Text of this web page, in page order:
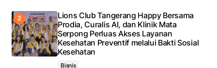
Lions Club Tangerang Happy Bersama
Prodia, Curalis AI, dan Klinik Mata
Serpong Perluas Akses Layanan
Kesehatan Preventif melalui Bakti Sosial
Kesehatan
Bisnis